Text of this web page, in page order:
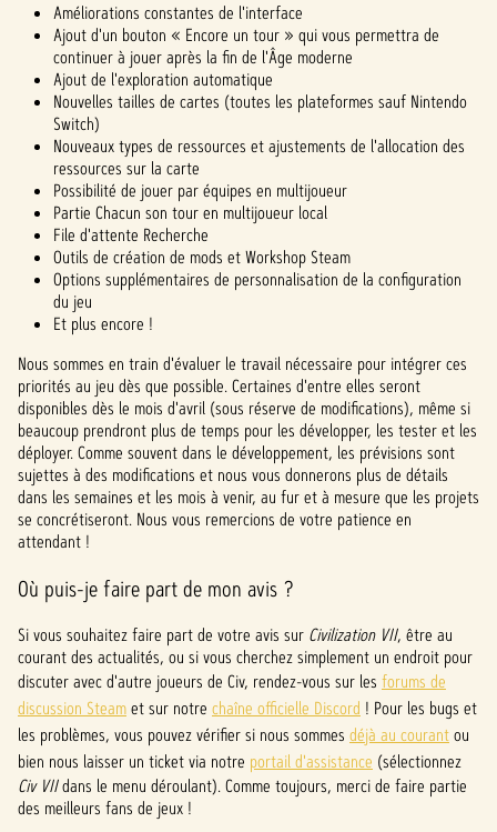
Améliorations constantes de l'interface
Ajout d'un bouton « Encore un tour » qui vous permettra de
continuer à jouer après la fin de l'Âge moderne
Ajout de l'exploration automatique
Nouvelles tailles de cartes (toutes les plateformes sauf Nintendo
Switch)
Nouveaux types de ressources et ajustements de l'allocation des
ressources sur la carte
Possibilité de jouer par équipes en multijoueur
Partie Chacun son tour en multijoueur local
File d'attente Recherche
Outils de création de mods et Workshop Steam
Options supplémentaires de personnalisation de la configuration
du jeu
Et plus encore !
Nous sommes en train d'évaluer le travail nécessaire pour intégrer ces
priorités au jeu dès que possible. Certaines d'entre elles seront
disponibles dès le mois d'avril (sous réserve de modifications), même si
beaucoup prendront plus de temps pour les développer, les tester et les
déployer. Comme souvent dans le développement, les prévisions sont
sujettes à des modifications et nous vous donnerons plus de détails
dans les semaines et les mois à venir, au fur et à mesure que les projets
se concrétiseront. Nous vous remercions de votre patience en
attendant !
Où puis-je faire part de mon avis ?
Si vous souhaitez faire part de votre avis sur Civilization VII, être au
courant des actualités, ou si vous cherchez simplement un endroit pour
discuter avec d'autre joueurs de Civ, rendez-vous sur les forums de
discussion Steamet sur notre chaîne officielle Discord ! Pour les bugs et
les problèmes, vous pouvez vérifier si nous sommes déjà au courantou
bien nous laisser un ticket via notre portail d'assistance (sélectionnez
Civ VIIdans le menu déroulant). Comme toujours, merci de faire partie
des meilleurs fans de jeux !